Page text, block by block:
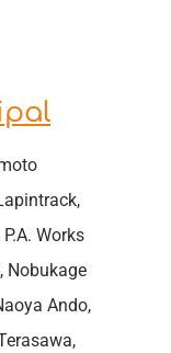
Works
Nobukage
Ando,